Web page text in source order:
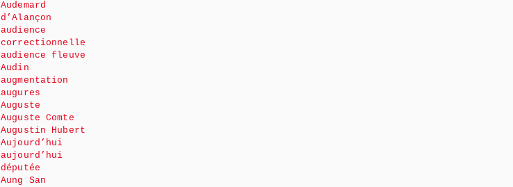
Audemard
d’Alançon
audience
correctionnelle
audience fleuve
Audin
augmentation
augures
Auguste
Auguste Comte
Augustin Hubert
Aujourd’hui
aujourd’hui
députée
Aung San